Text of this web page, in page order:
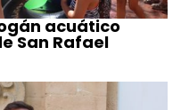
acuático
San Rafael